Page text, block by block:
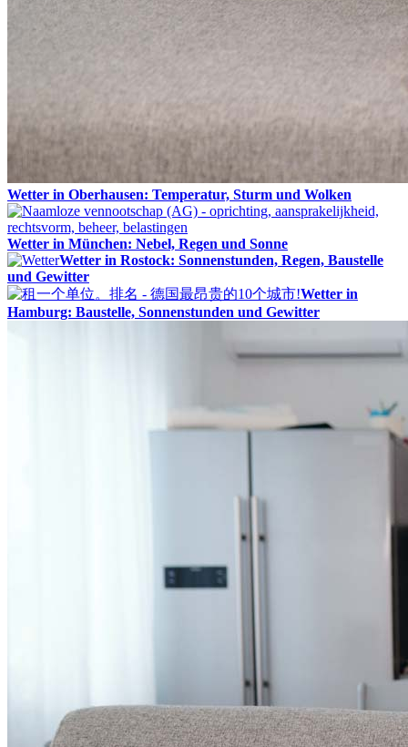
Wetter in Oberhausen: Temperatur, Sturm und Wolken
Wetter in München: Nebel, Regen und Sonne
Wetter in Rostock: Sonnenstunden, Regen, Baustelle
und Gewitter
Wetter in
Hamburg: Baustelle, Sonnenstunden und Gewitter